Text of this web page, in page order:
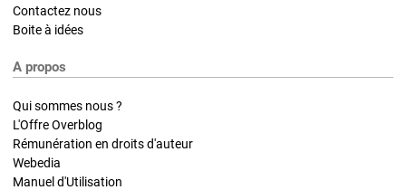
Contactez nous
Boite à idées
A propos
Qui sommes nous ?
L'Offre Overblog
Rémunération en droits d'auteur
Webedia
Manuel d'Utilisation